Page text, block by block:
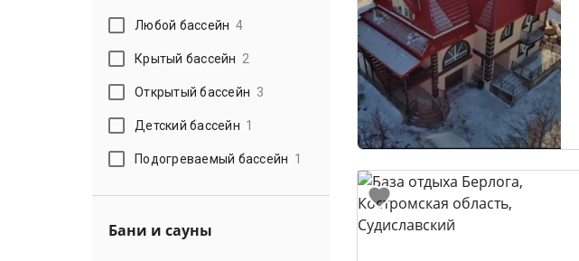
Любой бассейн 4
Крытый бассейн 2
Открытый бассейн 3
Детский бассейн 1
Подогреваемый бассейн 1
Бани и сауны